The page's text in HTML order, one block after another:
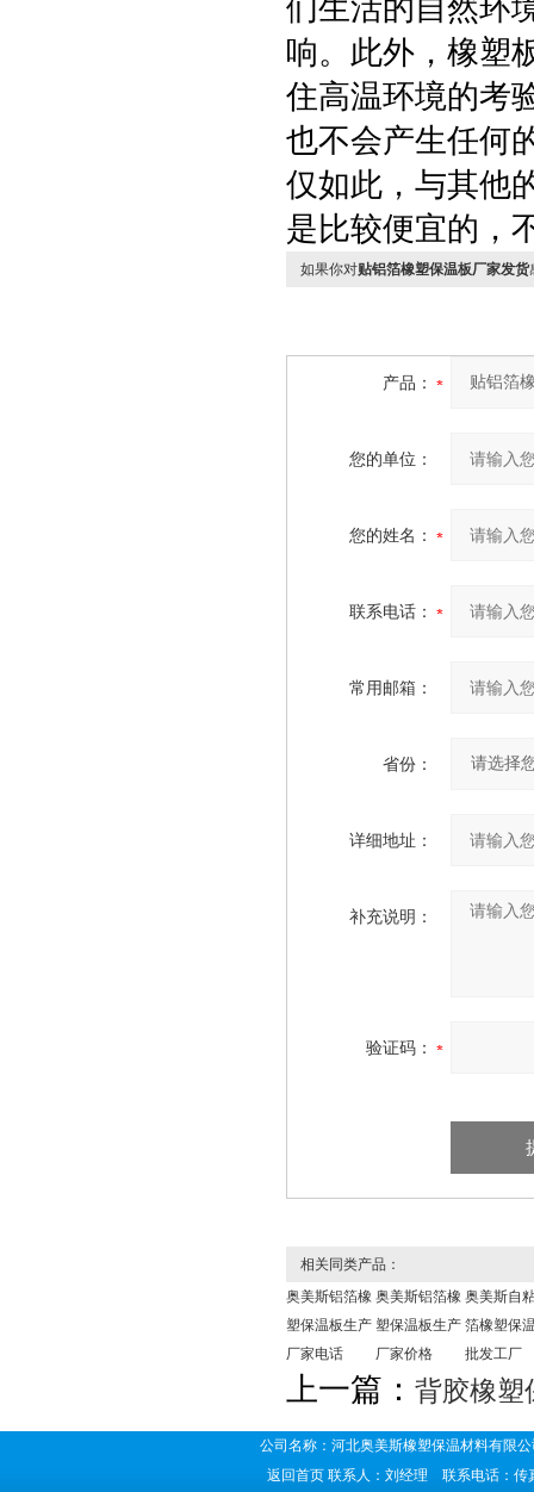
们生活的自然环
响。此外，橡塑
住高温环境的考
也不会产生任何
仅如此，与其他
是比较便宜的，
如果你对贴铝箔橡塑保温板厂家发货
产品：
您的单位：
您的姓名：
联系电话：
常用邮箱：
省份：
详细地址：
补充说明：
验证码：
相关同类产品：
奥美斯铝箔橡
塑保温板生产
厂家电话
奥美斯铝箔橡
塑保温板生产
厂家价格
奥美斯自
箔橡塑保
批发工厂
上一篇： 背胶橡塑
公司名称：河北奥美斯橡塑保温材料有
返回首页 联系人：刘经理 联系电话：